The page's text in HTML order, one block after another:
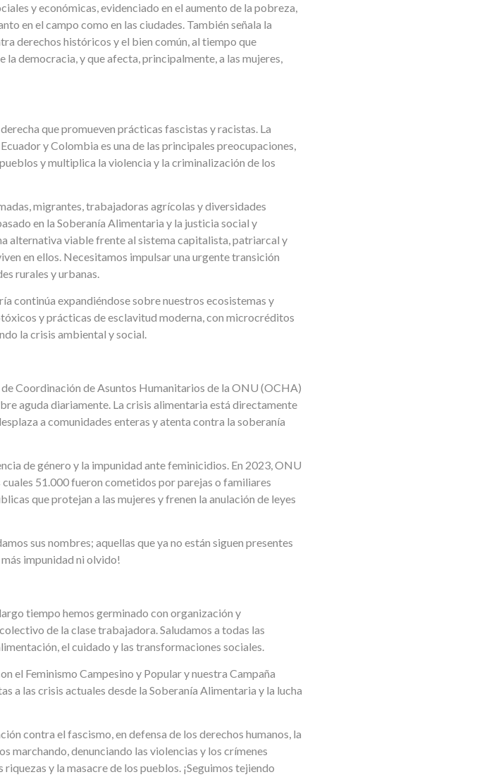
y económicas, evidenciado en el aumento de la pobreza,
en el campo como en las ciudades. También señala la
derechos históricos y el bien común, al tiempo que
democracia, y que afecta, principalmente, a las mujeres,
que promueven prácticas fascistas y racistas. La
y Colombia es una de las principales preocupaciones,
y multiplica la violencia y la criminalización de los
migrantes, trabajadoras agrícolas y diversidades
en la Soberanía Alimentaria y la justicia social y
alternativa viable frente al sistema capitalista, patriarcal y
en ellos. Necesitamos impulsar una urgente transición
rurales y urbanas.
continúa expandiéndose sobre nuestros ecosistemas y
y prácticas de esclavitud moderna, con microcréditos
la crisis ambiental y social.
Coordinación de Asuntos Humanitarios de la ONU (OCHA)
aguda diariamente. La crisis alimentaria está directamente
a comunidades enteras y atenta contra la soberanía
de género y la impunidad ante feminicidios. En 2023, ONU
51.000 fueron cometidos por parejas o familiares
que protejan a las mujeres y frenen la anulación de leyes
sus nombres; aquellas que ya no están siguen presentes
impunidad ni olvido!
tiempo hemos germinado con organización y
de la clase trabajadora. Saludamos a todas las
el cuidado y las transformaciones sociales.
el Feminismo Campesino y Popular y nuestra Campaña
a las crisis actuales desde la Soberanía Alimentaria y la lucha
contra el fascismo, en defensa de los derechos humanos, la
marchando, denunciando las violencias y los crímenes
y la masacre de los pueblos. ¡Seguimos tejiendo